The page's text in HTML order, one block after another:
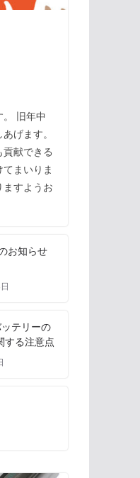
旧年中
げます。
献できる
まいりま
すようお
お知らせ
テリーの
する注意点